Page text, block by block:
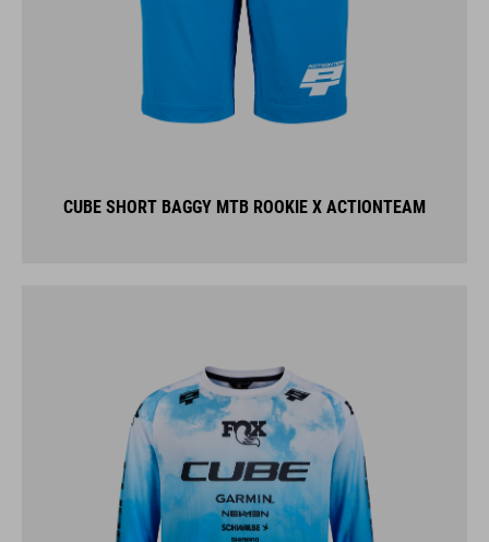
CUBE SHORT BAGGY MTB ROOKIE X ACTIONTEAM